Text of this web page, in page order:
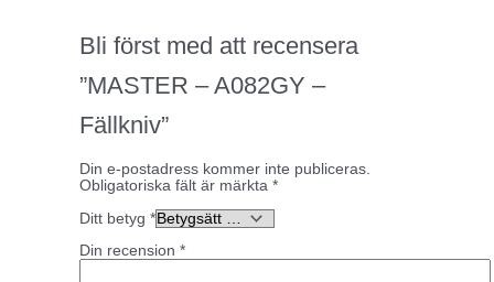
Bli först med att recensera
”MASTER – A082GY –
Fällkniv”
Din e-postadress kommer inte publiceras.
Obligatoriska fält är märkta *
Ditt betyg *
Din recension *